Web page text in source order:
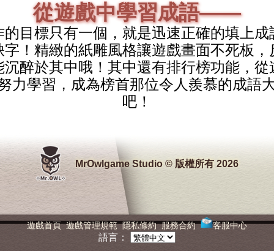
從遊戲中學習成語——
的目標只有一個，就是迅速正確的填上成
字！精緻的紙雕風格讓遊戲畫面不死板，
沉醉於其中哦！其中還有排行榜功能，從
力學習，成為榜首那位令人羨慕的成語
吧！
MrOwlgame Studio © 版權所有 2026
遊戲首頁 遊戲管理規範 隱私條約 服務合約 客服中心
語言：